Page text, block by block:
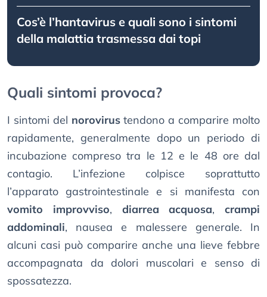
Cos’è l’hantavirus e quali sono i sintomi
della malattia trasmessa dai topi
Quali sintomi provoca?
I sintomi del norovirustendono a comparire molto
rapidamente, generalmente dopo un periodo di
incubazione compreso tra le 12 e le 48 ore dal
contagio. L’infezione colpisce soprattutto
l’apparato gastrointestinale e si manifesta con
vomito improvviso, diarrea acquosa, crampi
addominali, nausea e malessere generale. In
alcuni casi può comparire anche una lieve febbre
accompagnata da dolori muscolari e senso di
spossatezza.